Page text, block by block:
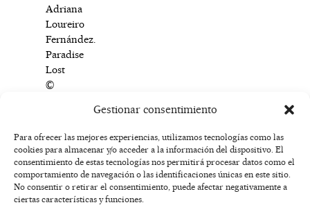
Gestionar consentimiento
Para ofrecer las mejores experiencias, utilizamos tecnologías como las
cookies para almacenar y/o acceder a la información del dispositivo. El
consentimiento de estas tecnologías nos permitirá procesar datos como el
comportamiento de navegación o las identificaciones únicas en este sitio.
No consentir o retirar el consentimiento, puede afectar negativamente a
ciertas características y funciones.
Adriana
Loureiro
Fernández.
Paradise
Lost
©
F
a
c
e
I
n
s
t
X
-
t
w
Y
o
u
t
T
i
k
t
AVISO